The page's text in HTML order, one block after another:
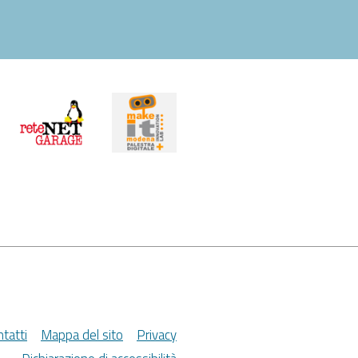
Mappa del sito
Privacy